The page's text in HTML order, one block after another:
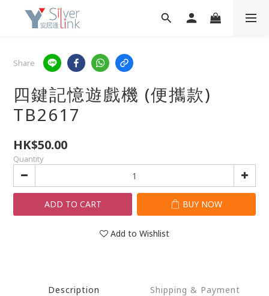
Share
四鍵記憶遊戲機 (便攜款)
TB2617
HK$50.00
Quantity
ADD TO CART BUY NOW
Add to Wishlist
Description Shipping & Payment